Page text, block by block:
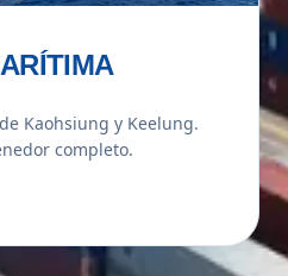
Kaohsiung y Keelung.
completo.